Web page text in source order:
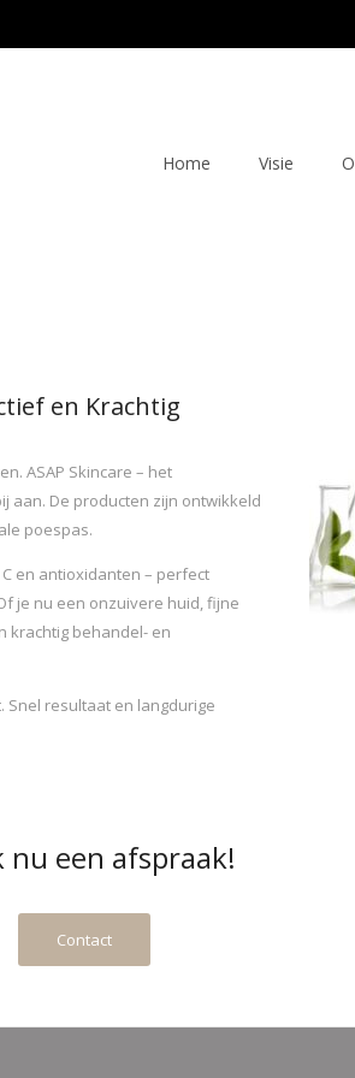
Home Visie
en Krachtig
ASAP Skincare – het
aan. De producten zijn ontwikkeld
poespas.
en antioxidanten – perfect
je nu een onzuivere huid, fijne
krachtig behandel- en
Snel resultaat en langdurige
nu een afspraak!
Contact